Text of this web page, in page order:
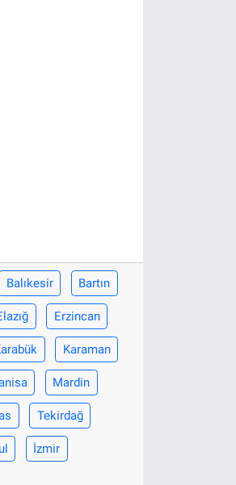
Balıkesir Bartın
Erzincan
Karaman
Mardin
Tekirdağ
İzmir